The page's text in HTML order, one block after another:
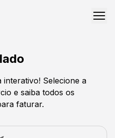
Selecione a
e saiba todos os
faturar.